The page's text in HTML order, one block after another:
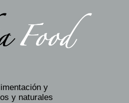
y
y naturales